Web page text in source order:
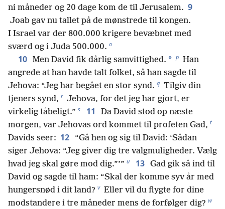
ni måneder og 20 dage kom de til Jerusalem. 9
Joab gav nu tallet på de mønstrede til kongen.
I Israel var der 800.000 krigere bevæbnet med
sværd og i Juda 500.000. o
10 Men David fik dårlig samvittighed. * p Han
angrede at han havde talt folket, så han sagde til
Jehova: “Jeg har begået en stor synd. q Tilgiv din
tjeners synd, r Jehova, for det jeg har gjort, er
virkelig tåbeligt.” s 11
Da David stod op næste
morgen, var Jehovas ord kommet til profeten Gad, t
Davids seer: 12
“Gå hen og sig til David: ‘Sådan
siger Jehova: “Jeg giver dig tre valgmuligheder. Vælg
hvad jeg skal gøre mod dig.”’” u 13 Gad gik så ind til
David og sagde til ham: “Skal der komme syv år med
hungersnød i dit land? v Eller vil du flygte for dine
modstandere i tre måneder mens de forfølger dig? w